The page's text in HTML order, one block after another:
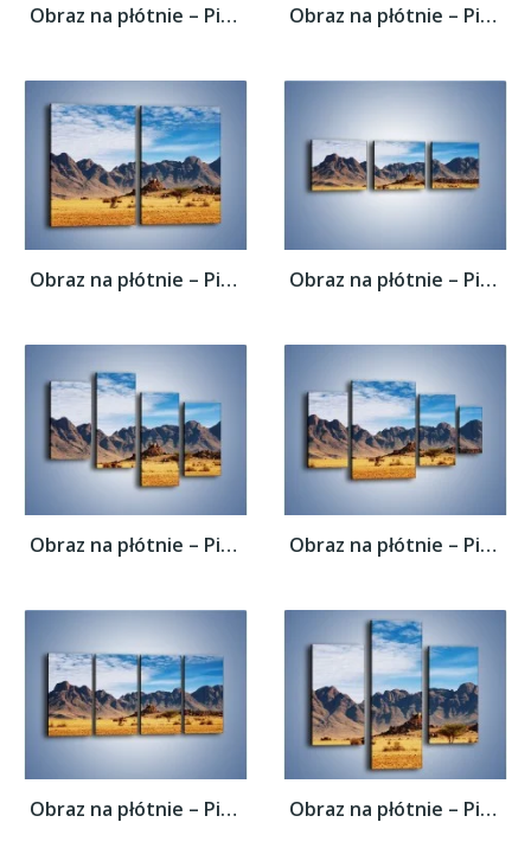
Obraz na płótnie – Piasek nie tylko na... Obraz na płótnie – Piasek nie tylko na...
Obraz na płótnie – Piasek nie tylko na... Obraz na płótnie – Piasek nie tylko na...
Obraz na płótnie – Piasek nie tylko na... Obraz na płótnie – Piasek nie tylko na...
Obraz na płótnie – Piasek nie tylko na... Obraz na płótnie – Piasek nie tylko na...